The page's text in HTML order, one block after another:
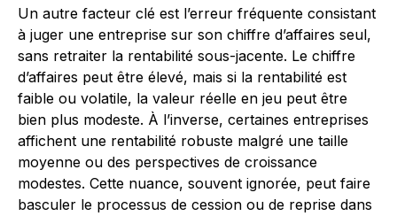
Un autre facteur clé est l’erreur fréquente consistant
à juger une entreprise sur son chiffre d’affaires seul,
sans retraiter la rentabilité sous-jacente. Le chiffre
d’affaires peut être élevé, mais si la rentabilité est
faible ou volatile, la valeur réelle en jeu peut être
bien plus modeste. À l’inverse, certaines entreprises
affichent une rentabilité robuste malgré une taille
moyenne ou des perspectives de croissance
modestes. Cette nuance, souvent ignorée, peut faire
basculer le processus de cession ou de reprise dans